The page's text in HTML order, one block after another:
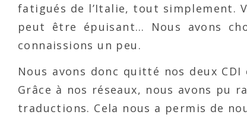
fatigués de l’Italie, tout simplement.
peut être épuisant… Nous avons
connaissions un peu.
Nous avons donc quitté nos deux
Grâce à nos réseaux, nous avons pu
traductions. Cela nous a permis de